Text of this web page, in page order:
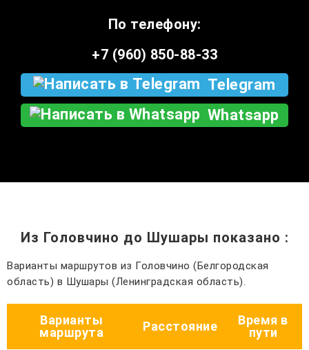
По телефону:
+7 (960) 850-88-33
Telegram
Whatsapp
Из Головчино до Шушары показано :
Варианты маршрутов из Головчино (Белгородская
область) в Шушары (Ленинградская область).
Варианты
маршрута
Расстояние
Время в
пути